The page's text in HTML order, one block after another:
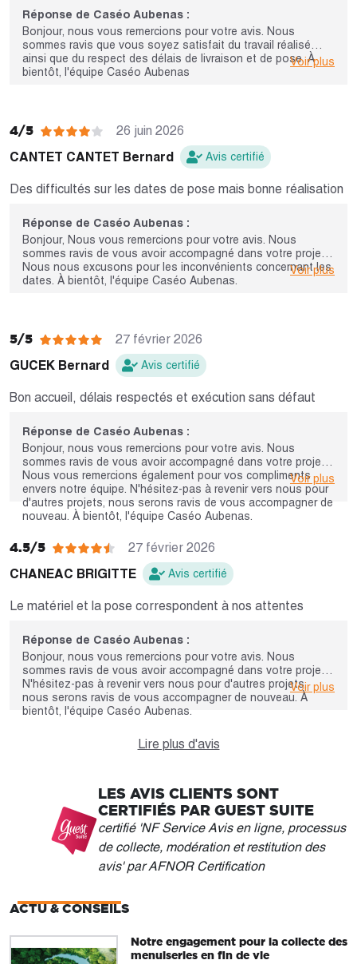
Réponse de Caséo Aubenas :
Bonjour, nous vous remercions pour votre avis. Nous
sommes ravis que vous soyez satisfait du travail réalisé
ainsi que du respect des délais de livraison et de pose. À
bientôt, l'équipe Caséo Aubenas
Voir plus
4/5
26 juin 2026
CANTET CANTET Bernard
Avis certifié
Des difficultés sur les dates de pose mais bonne réalisation
Réponse de Caséo Aubenas :
Bonjour, Nous vous remercions pour votre avis. Nous
sommes ravis de vous avoir accompagné dans votre projet.
Nous nous excusons pour les inconvénients concernant les
dates. À bientôt, l'équipe Caséo Aubenas.
Voir plus
5/5
27 février 2026
GUCEK Bernard
Avis certifié
Bon accueil, délais respectés et exécution sans défaut
Réponse de Caséo Aubenas :
Bonjour, nous vous remercions pour votre avis. Nous
sommes ravis de vous avoir accompagné dans votre projet.
Nous vous remercions également pour vos compliments
envers notre équipe. N'hésitez-pas à revenir vers nous pour
d'autres projets, nous serons ravis de vous accompagner de
nouveau. À bientôt, l'équipe Caséo Aubenas.
Voir plus
4.5/5
27 février 2026
CHANEAC BRIGITTE
Avis certifié
Le matériel et la pose correspondent à nos attentes
Réponse de Caséo Aubenas :
Bonjour, nous vous remercions pour votre avis. Nous
sommes ravis de vous avoir accompagné dans votre projet.
N'hésitez-pas à revenir vers nous pour d'autres projets,
nous serons ravis de vous accompagner de nouveau. À
bientôt, l'équipe Caséo Aubenas.
Voir plus
Lire plus d'avis
LES AVIS CLIENTS SONT
CERTIFIÉS PAR GUEST SUITE
certifié 'NF Service Avis en ligne, processus
de collecte, modération et restitution des
avis' par AFNOR Certification
ACTU & CONSEILS
Notre engagement pour la collecte des
menuiseries en fin de vie